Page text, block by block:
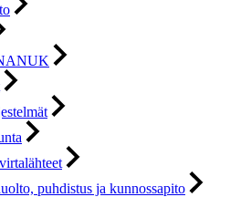
puhdistus ja kunnossapito